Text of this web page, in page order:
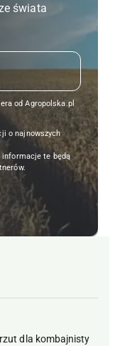
świata
od Agropolska.pl
o najnowszych
te będą
dla kombajnisty